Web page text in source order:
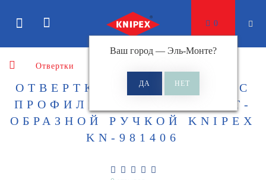
Ваш город — Эль-Монте?
0
Отвертки
ОТВЕРТКА ДЛЯ ВИНТОВ С
ПРОФИЛЕМ С ПРОЧНОЙ Т-
ОБРАЗНОЙ РУЧКОЙ KNIPEX
KN-981406